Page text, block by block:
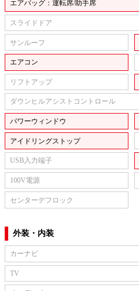
エアバッグ：運転席/助手席
スライドドア
サンルーフ
エアコン
リフトアップ
ダウンヒルアシストコントロール
パワーウィンドウ
アイドリングストップ
USB入力端子
100V電源
センターデフロック
外装・内装
カーナビ
TV